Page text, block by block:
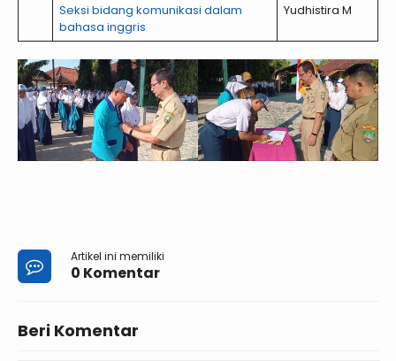
Seksi bidang komunikasi dalam
bahasa inggris
Yudhistira M
Artikel ini memiliki
0 Komentar
Beri Komentar